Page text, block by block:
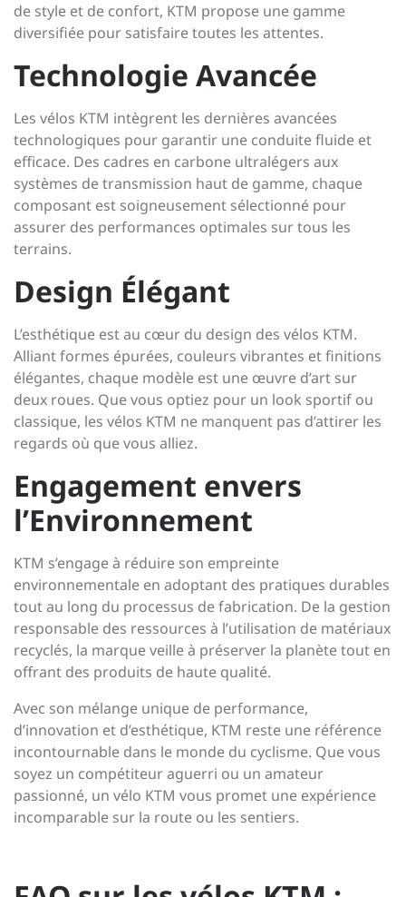
de style et de confort, KTM propose une gamme
diversifiée pour satisfaire toutes les attentes.
Technologie Avancée
Les vélos KTM intègrent les dernières avancées
technologiques pour garantir une conduite fluide et
efficace. Des cadres en carbone ultralégers aux
systèmes de transmission haut de gamme, chaque
composant est soigneusement sélectionné pour
assurer des performances optimales sur tous les
terrains.
Design Élégant
L’esthétique est au cœur du design des vélos KTM.
Alliant formes épurées, couleurs vibrantes et finitions
élégantes, chaque modèle est une œuvre d’art sur
deux roues. Que vous optiez pour un look sportif ou
classique, les vélos KTM ne manquent pas d’attirer les
regards où que vous alliez.
Engagement envers
l’Environnement
KTM s’engage à réduire son empreinte
environnementale en adoptant des pratiques durables
tout au long du processus de fabrication. De la gestion
responsable des ressources à l’utilisation de matériaux
recyclés, la marque veille à préserver la planète tout en
offrant des produits de haute qualité.
Avec son mélange unique de performance,
d’innovation et d’esthétique, KTM reste une référence
incontournable dans le monde du cyclisme. Que vous
soyez un compétiteur aguerri ou un amateur
passionné, un vélo KTM vous promet une expérience
incomparable sur la route ou les sentiers.